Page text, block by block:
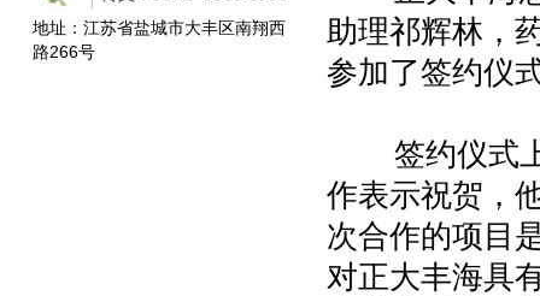
地址：江苏省盐城市大丰区南翔西
路266号
助理祁辉林，
参加了签约仪
签约仪式上
作表示祝贺，
次合作的项目
对正大丰海具